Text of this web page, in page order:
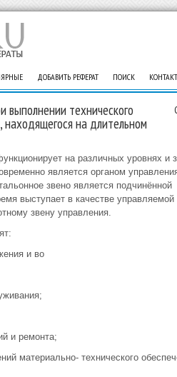
ДОБАВИТЬ РЕФЕРАТ ПОИСК
технического
на длительном
на различных уровнях и
является органом
звено является подчинённой
выступает в качестве управляемой
звену управления.
и во
и ремонта;
материально- технического